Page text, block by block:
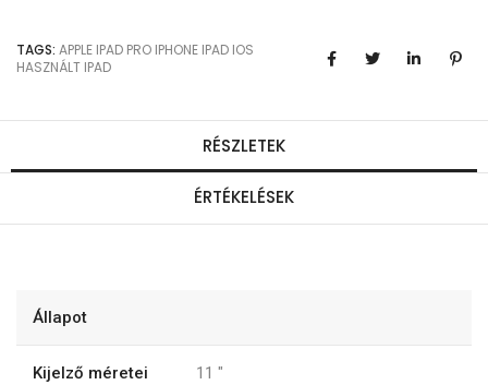
TAGS: APPLE IPAD PRO IPHONE IPAD IOS
HASZNÁLT IPAD
RÉSZLETEK
ÉRTÉKELÉSEK
Állapot
Kijelző méretei 11 "